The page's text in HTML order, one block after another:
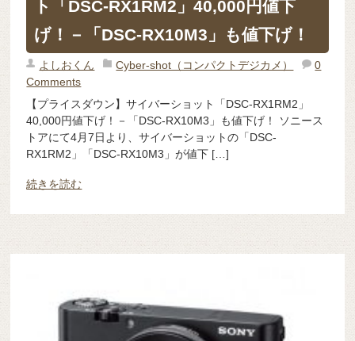
ト「DSC-RX1RM2」40,000円値下
げ！－「DSC-RX10M3」も値下げ！
よしおくん Cyber-shot（コンパクトデジカメ）
0
Comments
【プライスダウン】サイバーショット「DSC-RX1RM2」
40,000円値下げ！－「DSC-RX10M3」も値下げ！ ソニース
トアにて4月7日より、サイバーショットの「DSC-
RX1RM2」「DSC-RX10M3」が値下 […]
続きを読む